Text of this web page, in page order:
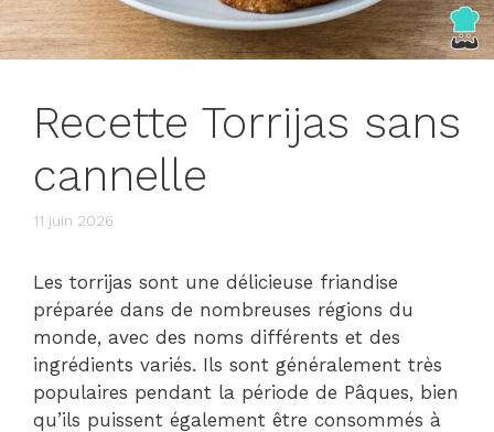
Recette Torrijas sans
cannelle
11 juin 2026
Les torrijas sont une délicieuse friandise
préparée dans de nombreuses régions du
monde, avec des noms différents et des
ingrédients variés. Ils sont généralement très
populaires pendant la période de Pâques, bien
qu’ils puissent également être consommés à